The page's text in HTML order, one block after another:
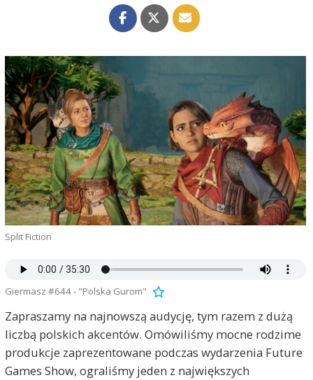
Split Fiction
Giermasz #644 - "Polska Gurom"
Zapraszamy na najnowszą audycję, tym razem z dużą
liczbą polskich akcentów. Omówiliśmy mocne rodzime
produkcje zaprezentowane podczas wydarzenia Future
Games Show, ograliśmy jeden z największych